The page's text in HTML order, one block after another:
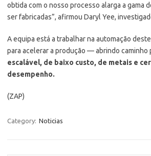
obtida com o nosso processo alarga a gama
ser fabricadas”, afirmou Daryl Yee,
A equipa está a trabalhar na automação
para acelerar a produção — abrindo caminho
escalável, de baixo custo, de metais e
desempenho.
(ZAP)
Category: Noticias